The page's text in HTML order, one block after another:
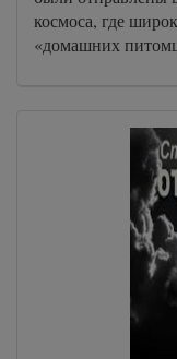
космоса, где
«домашних